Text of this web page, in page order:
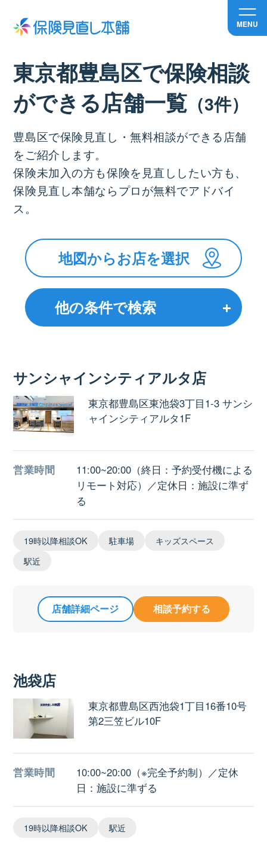
MENU
東京都豊島区で保険相談
ができる店舗⼀覧 （3件）
豊島区で保険見直し・無料相談ができる店舗
をご紹介します。
保険未加入の方も保険を見直ししたい方も、
保険見直し本舗ならプロが無料でアドバイ
ス。
地図からお店を選択
他の条件で検索
サンシャインシティアルタ店
東京都豊島区東池袋3丁目1-3 サンシ
ャインシティアルタ1F
営業時間
11:00~20:00（終日：予約受付機による
リモート対応）／定休日：施設に準ず
る
19時以降相談OK 駐車場
キッズスペース
駅近
店舗詳細ページ 相談予約する
池袋店
東京都豊島区西池袋1丁目16番10号
第2三笠ビル10F
営業時間
10:00~20:00（※完全予約制）／定休
日：施設に準ずる
19時以降相談OK 駅近